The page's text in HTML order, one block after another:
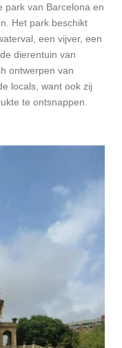
park van Barcelona en
Het park beschikt
een vijver, een
dierentuin van
ontwerpen van
locals, want ook zij
te ontsnappen.